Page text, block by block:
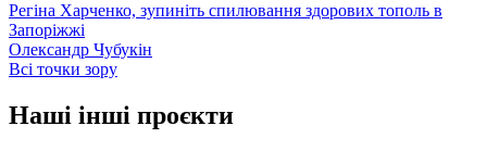
Регіна Харченко, зупиніть спилювання здорових тополь в
Запоріжжі
Олександр Чубукін
Всі точки зору
Наші інші проєкти